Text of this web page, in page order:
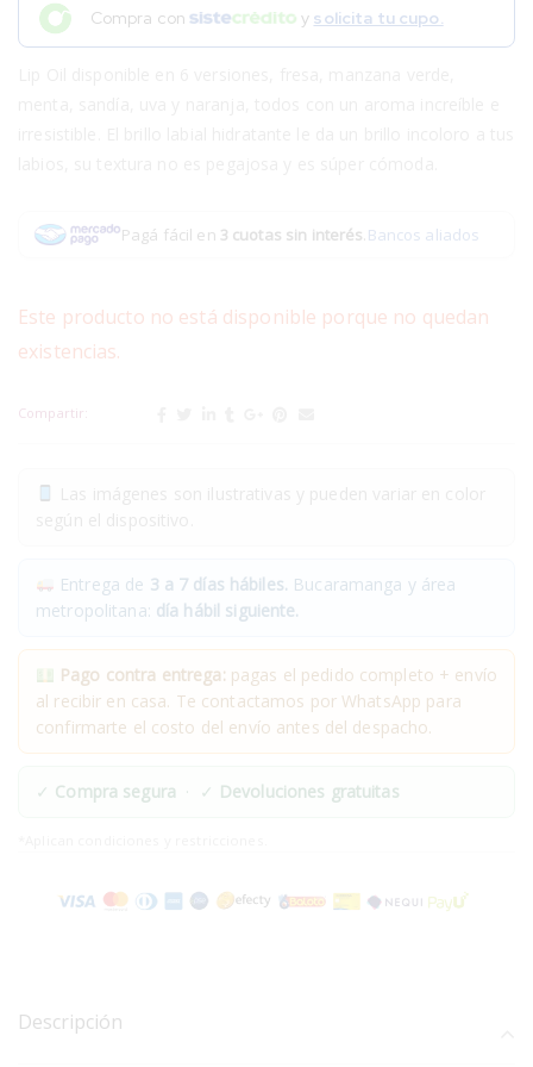
Compra con y solicita tu cupo.
Pagá fácil en 3 cuotas sin interés Bancos aliados
Este producto no está disponible porque no quedan
existencias.
Compartir:
Entrega de 3 a 7 días hábiles. Bucaramanga y área
metropolitana: día hábil siguiente.
Pago contra entrega: pagas el pedido completo + envío
al recibir en casa. Te contactamos por WhatsApp para
confirmarte el costo del envío antes del despacho.
✓ Compra segura · ✓ Devoluciones gratuitas
Descripción